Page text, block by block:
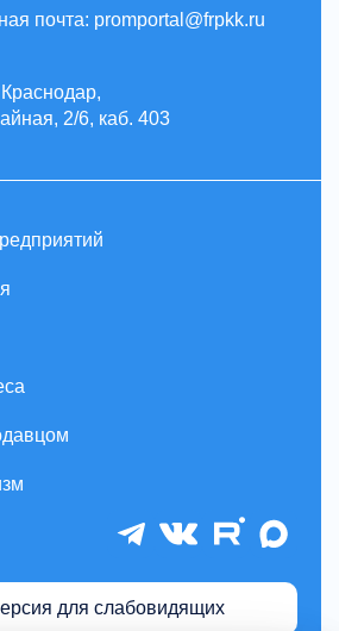
почта: promportal@frpkk.ru
2/6, каб. 403
для слабовидящих